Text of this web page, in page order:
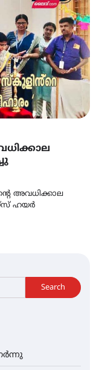
അവധിക്കാല
ഹയർ
Search